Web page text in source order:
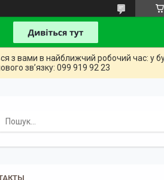
з вами в найближчий робочий час: у
зв’язку: 099 919 92 23